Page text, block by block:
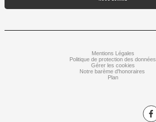
Mentions Légales
Politique de protection des données
Gérer les cookies
Notre barème d'honoraires
Plan